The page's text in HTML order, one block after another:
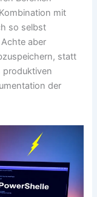
mit
so selbst
aber
statt
produktiven
der